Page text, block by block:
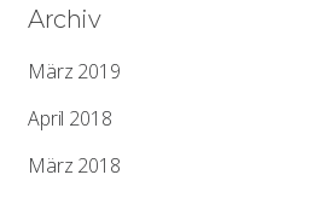
Archiv
März 2019
April 2018
März 2018